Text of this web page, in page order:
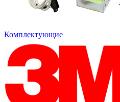
Комплектующие